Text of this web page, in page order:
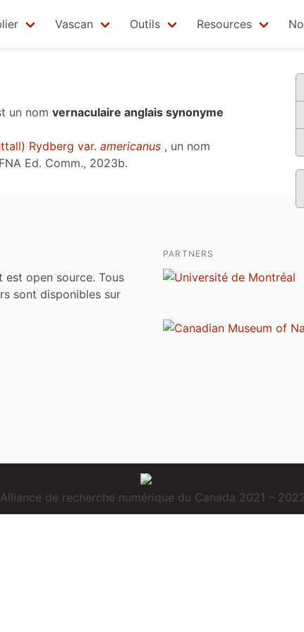
Vascan Outils Resources
un nom vernaculaire anglais synonyme
Rydberg var. americanus , un nom
FNA Ed. Comm., 2023b.
est open source. Tous
sont disponibles sur
PARTNERS
de recherche numérique du Canada 2021 –